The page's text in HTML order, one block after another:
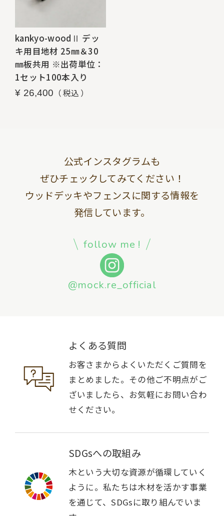
kankyo-woodⅡ デッ
キ用目地材 25㎜＆30
㎜板共用 ※出荷単位：
1セット100本入り
¥ 26,400 税込
公式インスタグラムも
ぜひチェックしてみてください！
ウッドデッキやフェンスに関する情報を
発信しています。
follow me !
@mock.re_official
よくある質問
お客さまからよくいただくご質問を
まとめました。その他ご不明点がご
ざいましたら、お気軽にお問い合わ
せください。
SDGsへの取組み
木という大切な資源が循環していく
ように。私たちは木材を活かす事業
を通じて、SDGsに取り組んでいま